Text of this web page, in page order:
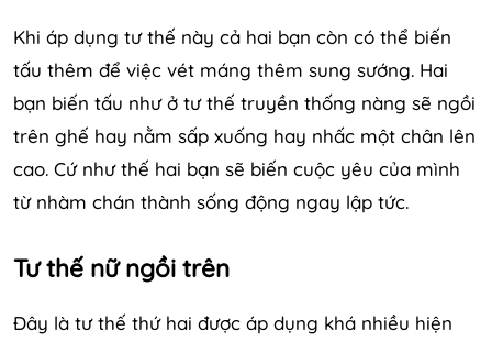
Khi áp dụng tư thế này cả hai bạn còn có thể biến
tấu thêm để việc vét máng thêm sung sướng. Hai
bạn biến tấu như ở tư thế truyền thống nàng sẽ ngồi
trên ghế hay nằm sấp xuống hay nhấc một chân lên
cao. Cứ như thế hai bạn sẽ biến cuộc yêu của mình
từ nhàm chán thành sống động ngay lập tức.
Tư thế nữ ngồi trên
Đây là tư thế thứ hai được áp dụng khá nhiều hiện